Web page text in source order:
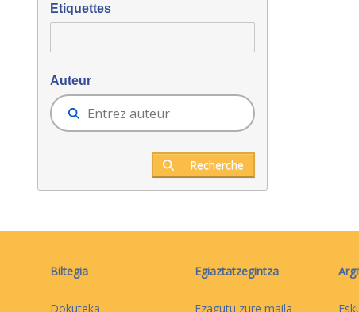
Etiquettes
Auteur
Recherche
Biltegia
Dokuteka
Egiaztatzegintza
Ezagutu zure maila